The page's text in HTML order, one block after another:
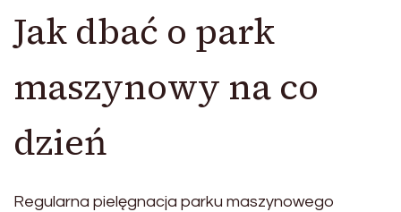
Jak dbać o park
maszynowy na co
dzień
Regularna pielęgnacja parku maszynowego